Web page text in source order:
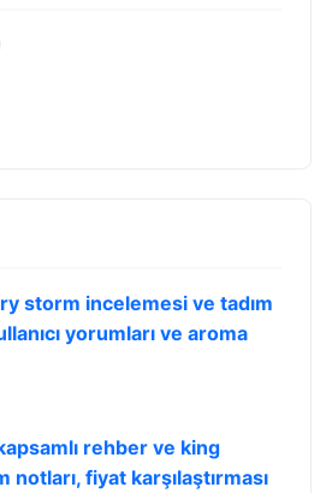
storm incelemesi ve tadım
yorumları ve aroma
rehber ve king
notları, fiyat karşılaştırması